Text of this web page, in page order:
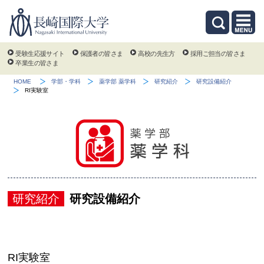
受験生応援サイト 保護者の皆さま 高校の先生方
採用ご担当の皆さま
卒業生の皆さま
HOME 学部・学科 薬学部 薬学科 研究紹介
研究設備紹介
RI実験室
研究紹介 研究設備紹介
RI実験室